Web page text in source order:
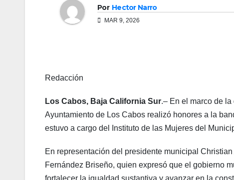
Por Hector Narro
MAR 9, 2026
Redacción
Los Cabos, Baja California Sur.– En el marco de
Ayuntamiento de Los Cabos realizó honores a la
estuvo a cargo del Instituto de las Mujeres del
En representación del presidente municipal
Fernández Briseño, quien expresó que el gobierno
fortalecer la igualdad sustantiva y avanzar en la